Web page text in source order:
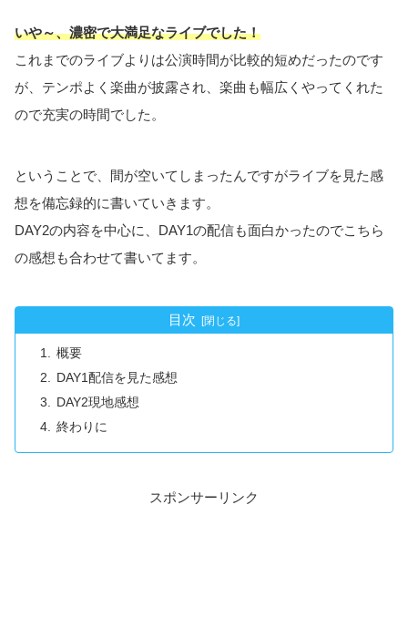
いや～、濃密で大満足なライブでした！
これまでのライブよりは公演時間が比較的短めだったのです
が、テンポよく楽曲が披露され、楽曲も幅広くやってくれた
ので充実の時間でした。
ということで、間が空いてしまったんですがライブを見た感
想を備忘録的に書いていきます。
DAY2の内容を中心に、DAY1の配信も面白かったのでこちら
の感想も合わせて書いてます。
目次
概要
DAY1配信を見た感想
DAY2現地感想
終わりに
スポンサーリンク